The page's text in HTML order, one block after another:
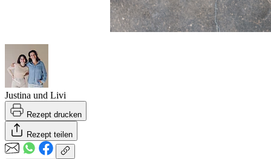
Justina und Livi
Rezept drucken
Rezept teilen